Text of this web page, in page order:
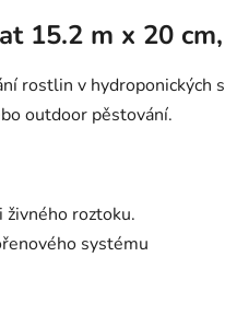
15.2 m x 20
rostlin v hydroponických
outdoor pěstování.
roztoku.
systému